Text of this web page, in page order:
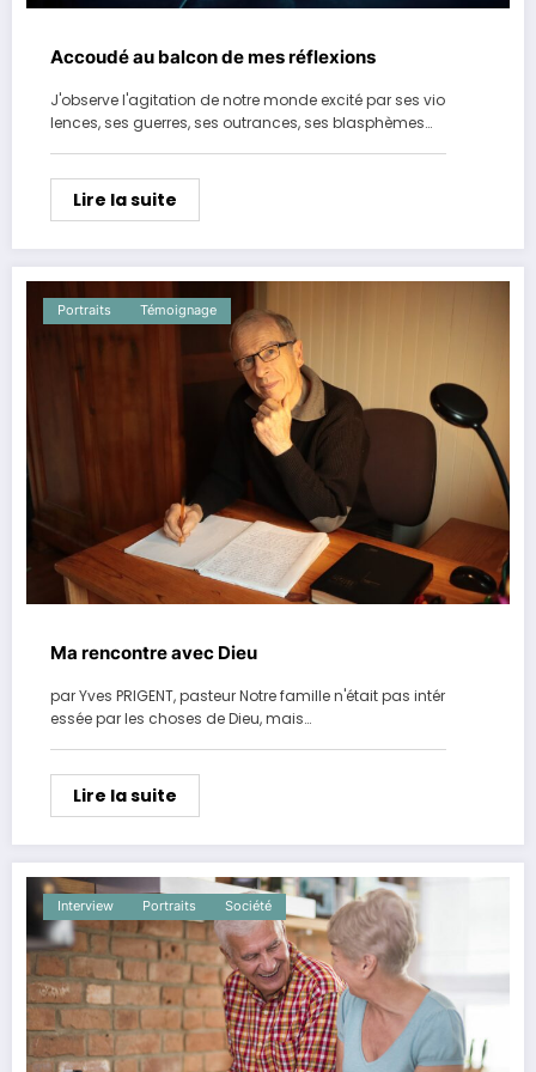
Accoudé au balcon de mes réflexions
J'observe l'agitation de notre monde excité par ses vio
lences, ses guerres, ses outrances, ses blasphèmes…
Lire la suite
Portraits Témoignage
Ma rencontre avec Dieu
par Yves PRIGENT, pasteur Notre famille n'était pas intér
essée par les choses de Dieu, mais…
Lire la suite
Interview Portraits Société